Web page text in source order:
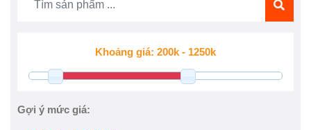
Gợi ý mức giá: